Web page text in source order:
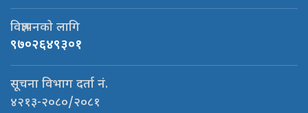
विज्ञापनको लागि
९७०२६४९३०१
सूचना विभाग दर्ता नं.
४२१३-२०८०/२०८१